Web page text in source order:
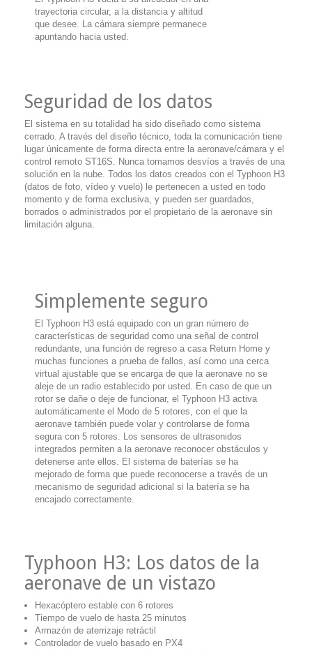
trayectoria circular, a la distancia y altitud
que desee. La cámara siempre permanece
apuntando hacia usted.
Seguridad de los datos
El sistema en su totalidad ha sido diseñado como sistema
cerrado. A través del diseño técnico, toda la comunicación tiene
lugar únicamente de forma directa entre la aeronave/cámara y el
control remoto ST16S. Nunca tomamos desvíos a través de una
solución en la nube. Todos los datos creados con el Typhoon H3
(datos de foto, vídeo y vuelo) le pertenecen a usted en todo
momento y de forma exclusiva, y pueden ser guardados,
borrados o administrados por el propietario de la aeronave sin
limitación alguna.
Simplemente seguro
El Typhoon H3 está equipado con un gran número de
características de seguridad como una señal de control
redundante, una función de regreso a casa Return Home y
muchas funciones a prueba de fallos, así como una cerca
virtual ajustable que se encarga de que la aeronave no se
aleje de un radio establecido por usted. En caso de que un
rotor se dañe o deje de funcionar, el Typhoon H3 activa
automáticamente el Modo de 5 rotores, con el que la
aeronave también puede volar y controlarse de forma
segura con 5 rotores. Los sensores de ultrasonidos
integrados permiten a la aeronave reconocer obstáculos y
detenerse ante ellos. El sistema de baterías se ha
mejorado de forma que puede reconocerse a través de un
mecanismo de seguridad adicional si la batería se ha
encajado correctamente.
Typhoon H3: Los datos de la
aeronave de un vistazo
Hexacóptero estable con 6 rotores
Tiempo de vuelo de hasta 25 minutos
Armazón de aterrizaje retráctil
Controlador de vuelo basado en PX4